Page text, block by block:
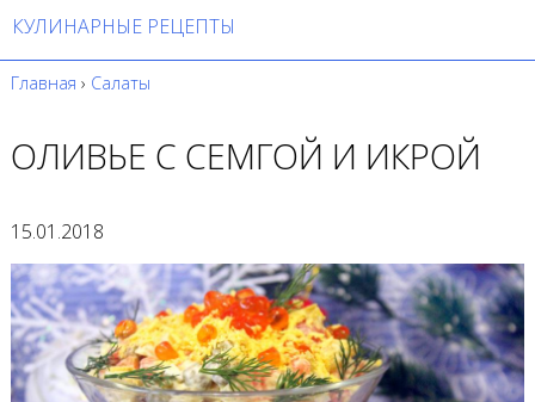
КУЛИНАРНЫЕ РЕЦЕПТЫ
Главная › Салаты
ОЛИВЬЕ С СЕМГОЙ И ИКРОЙ
15.01.2018